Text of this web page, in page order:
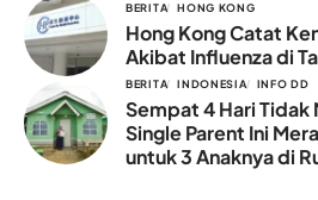
BERITA HONG KONG
Hong Kong Catat
Akibat Influenza di
BERITA INDONESIA INFO DD
Sempat 4 Hari Tidak
Single Parent Ini
untuk 3 Anaknya di